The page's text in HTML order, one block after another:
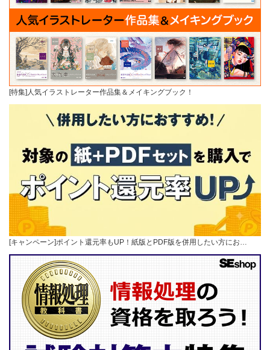
[特集]人気イラストレーター作品集＆メイキングブック！
[キャンペーン]ポイント還元率もUP！紙版とPDF版を併用したい方にお…